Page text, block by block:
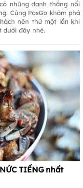
những danh thắng nổi
Cùng PasGo khám phá
nên thử một lần khi
dưới đây nhé.
TIẾNG nhất